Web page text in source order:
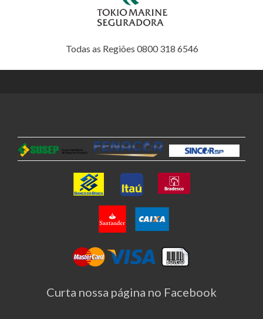
Todas as Regiões 0800 318 6546
Curta nossa página no Facebook